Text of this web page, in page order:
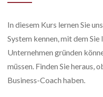
In diesem Kurs lernen Sie
System kennen, mit dem
Unternehmen gründen
müssen. Finden Sie heraus,
Business-Coach haben.